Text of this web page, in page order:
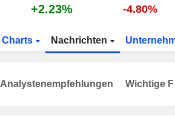
+2.23% -4.80%
Charts Nachrichten
Analystenempfehlungen Wichtige